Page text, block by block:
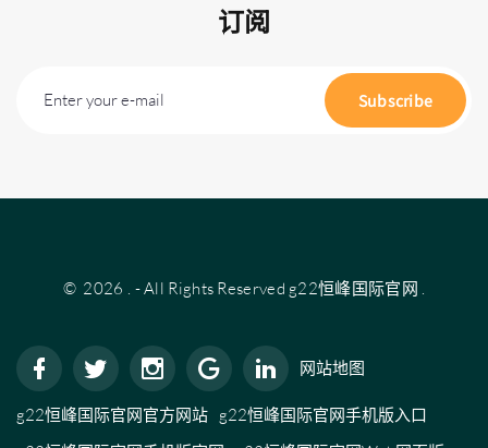
订阅
Enter your e-mail Subscribe
© 2026 . - All Rights Reserved g22恒峰国际官网 .
网站地图
g22恒峰国际官网官方网站 g22恒峰国际官网手机版入口